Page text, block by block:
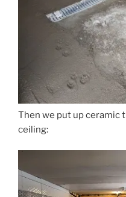
Then we put up ceramic
ceiling: